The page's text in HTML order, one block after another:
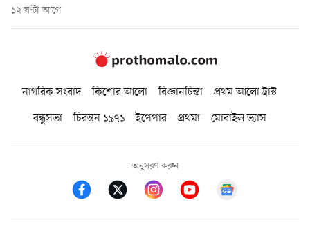
১২ ঘণ্টা আগে
নাগরিক সংবাদ কিশোর আলো বিজ্ঞানচিন্তা
প্রথম আলো ট্রাস্ট
বন্ধুসভা
চিরন্তন ১৯৭১ ইপেপার প্রথমা মোবাইল ভ্যাস
অনুসরণ করুন